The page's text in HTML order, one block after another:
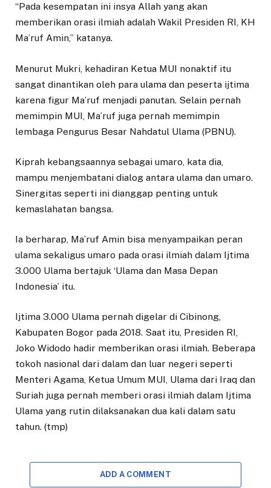
“Pada kesempatan ini insya Allah yang akan
memberikan orasi ilmiah adalah Wakil Presiden RI, KH
Ma’ruf Amin,” katanya.
Menurut Mukri, kehadiran Ketua MUI nonaktif itu
sangat dinantikan oleh para ulama dan peserta ijtima
karena figur Ma’ruf menjadi panutan. Selain pernah
memimpin MUI, Ma’ruf juga pernah memimpin
lembaga Pengurus Besar Nahdatul Ulama (PBNU).
Kiprah kebangsaannya sebagai umaro, kata dia,
mampu menjembatani dialog antara ulama dan umaro.
Sinergitas seperti ini dianggap penting untuk
kemaslahatan bangsa.
Ia berharap, Ma’ruf Amin bisa menyampaikan peran
ulama sekaligus umaro pada orasi ilmiah dalam Ijtima
3.000 Ulama bertajuk ‘Ulama dan Masa Depan
Indonesia’ itu.
Ijtima 3.000 Ulama pernah digelar di Cibinong,
Kabupaten Bogor pada 2018. Saat itu, Presiden RI,
Joko Widodo hadir memberikan orasi ilmiah. Beberapa
tokoh nasional dari dalam dan luar negeri seperti
Menteri Agama, Ketua Umum MUI, Ulama dari Iraq dan
Suriah juga pernah memberi orasi ilmiah dalam Ijtima
Ulama yang rutin dilaksanakan dua kali dalam satu
tahun. (tmp)
ADD A COMMENT